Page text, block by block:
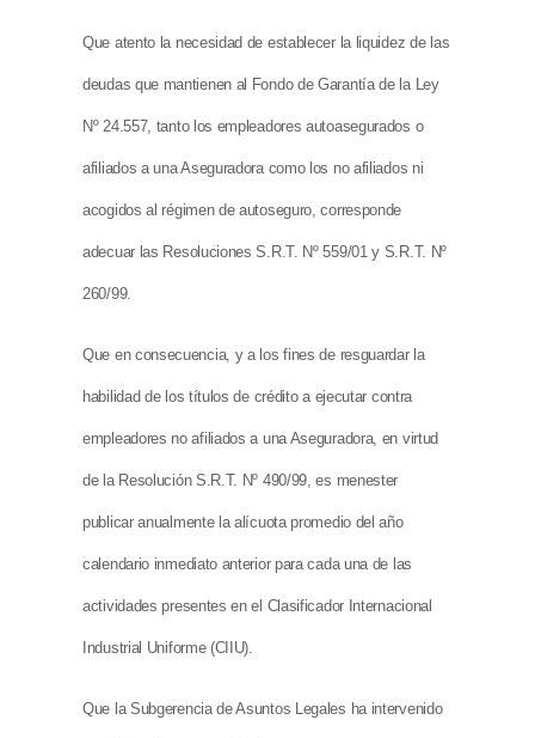
Que atento la necesidad de establecer la liquidez de las
deudas que mantienen al Fondo de Garantía de la Ley
Nº 24.557, tanto los empleadores autoasegurados o
afiliados a una Aseguradora como los no afiliados ni
acogidos al régimen de autoseguro, corresponde
adecuar las Resoluciones S.R.T. Nº 559/01 y S.R.T. Nº
260/99.
Que en consecuencia, y a los fines de resguardar la
habilidad de los títulos de crédito a ejecutar contra
empleadores no afiliados a una Aseguradora, en virtud
de la Resolución S.R.T. Nº 490/99, es menester
publicar anualmente la alícuota promedio del año
calendario inmediato anterior para cada una de las
actividades presentes en el Clasificador Internacional
Industrial Uniforme (CIIU).
Que la Subgerencia de Asuntos Legales ha intervenido